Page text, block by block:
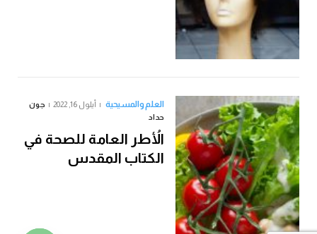
العلم والمسيحية أيلول 16, 2022
جون
حداد
الأُطر العامة للصحة في
الكتاب المقدس